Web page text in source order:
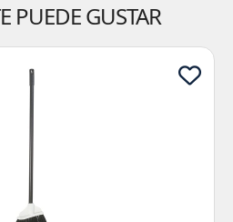
PUEDE GUSTAR